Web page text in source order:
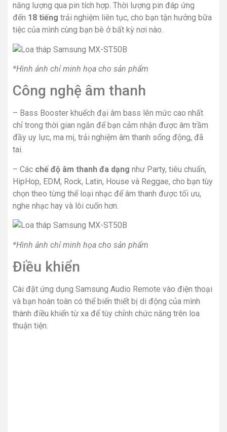
năng lượng qua pin tích hợp. Thời lượng pin đáp ứng
đến 18 tiếng trải nghiệm liên tục, cho bạn tận hưởng bữa
tiệc của mình cùng bạn bè ở bất kỳ nơi nào.
*Hình ảnh chỉ minh họa cho sản phẩm
Công nghệ âm thanh
– Bass Booster khuếch đại âm bass lên mức cao nhất
chỉ trong thời gian ngắn để bạn cảm nhận được âm trầm
đầy uy lực, ma mị, trải nghiệm âm thanh sống động, đã
tai.
– Các chế độ âm thanh đa dạng như Party, tiêu chuẩn,
HipHop, EDM, Rock, Latin, House và Reggae, cho bạn tùy
chọn theo từng thể loại nhạc để âm thanh được tối ưu,
nghe nhạc hay và lôi cuốn hơn.
*Hình ảnh chỉ minh họa cho sản phẩm
Điều khiển
Cài đặt ứng dụng Samsung Audio Remote vào điện thoại
và bạn hoàn toàn có thể biến thiết bị di động của mình
thành điều khiển từ xa để tùy chỉnh chức năng trên loa
thuận tiện.